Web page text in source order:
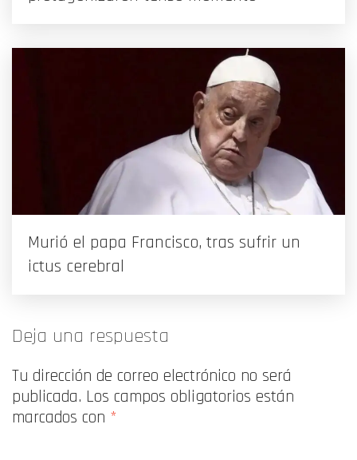
Murió el papa Francisco, tras sufrir un
ictus cerebral
Deja una respuesta
Tu dirección de correo electrónico no será
publicada. Los campos obligatorios están
marcados con *